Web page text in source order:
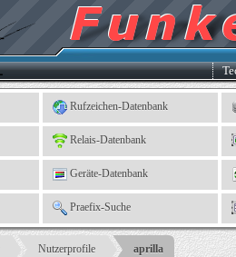
Rufzeichen-Datenbank
Relais-Datenbank
Geräte-Datenbank
Praefix-Suche
Nutzerprofile aprilla